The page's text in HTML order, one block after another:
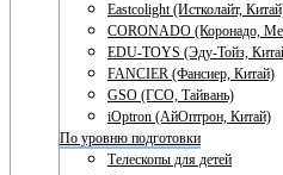
Eastcolight (Истколайт,
CORONADO (Коронадо,
EDU-TOYS (Эду-Тойз,
FANCIER (Фансиер, Китай)
GSO (ГСО, Тайвань)
iOptron (АйОптрон, Китай)
По уровню подготовки
Телескопы для детей